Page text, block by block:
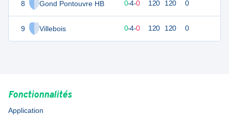
8 Gond Pontouvre HB
9 Villebois
8 0-4-0 120 120 0
0-4-0 120 120 0
Fonctionnalités
Application